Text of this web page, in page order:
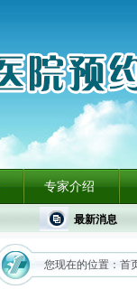
最新消息
专家介绍
您现在的位置： 首